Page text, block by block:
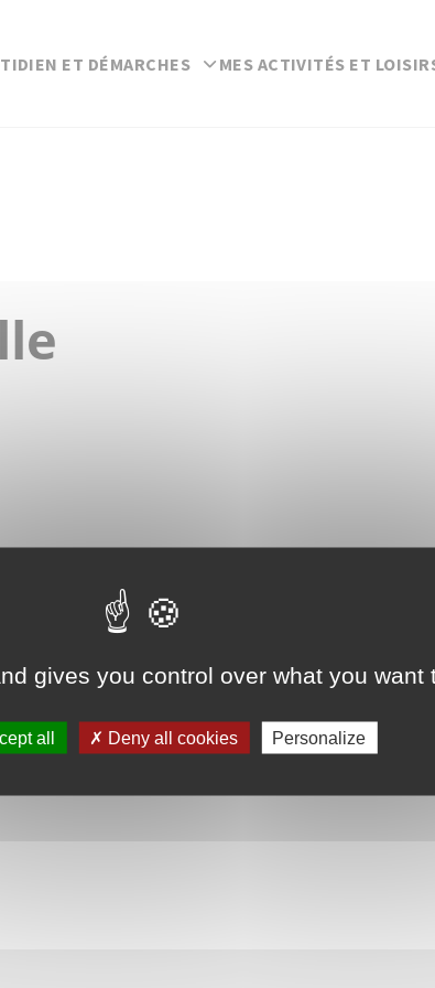
gives you control over what you want
all Deny all cookies Personalize
ET DÉMARCHES MES ACTIVITÉS ET